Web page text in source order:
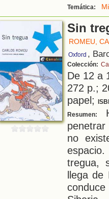
Temática:
Sin
ROMEU,
Oxford ,
Colección:
De 12 a
272 p.;
papel;
Resumen:
no
tregua,
llega de